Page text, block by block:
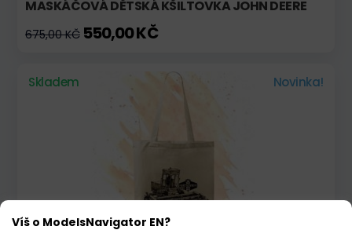
MASKÁČOVÁ DĚTSKÁ KŠILTOVKA JOHN DEERE
675,00 KČ 550,00 KČ
Skladem Novinka!
Víš o ModelsNavigator EN?